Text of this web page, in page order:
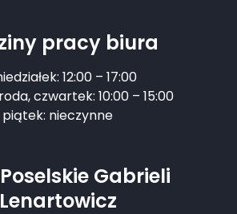
pracy biura
12:00 – 17:00
czwartek: 10:00 – 15:00
piątek: nieczynne
Gabrieli
Lenartowicz